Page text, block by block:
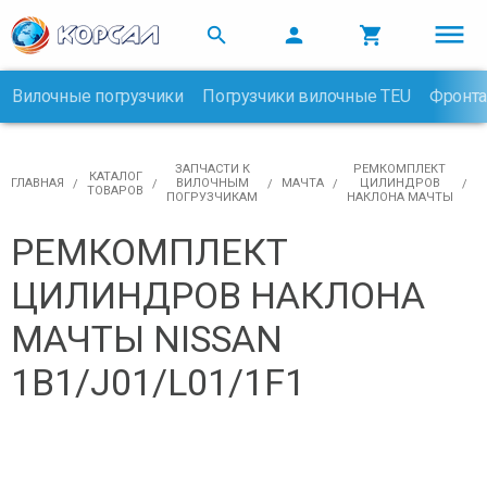
  
Вилочные погрузчики Погрузчики вилочные TEU
ГЛАВНАЯ
КАТАЛОГ
ТОВАРОВ
ЗАПЧАСТИ К
ВИЛОЧНЫМ
ПОГРУЗЧИКАМ
МАЧТА
РЕМКОМПЛЕКТ
ЦИЛИНДРОВ
НАКЛОНА МАЧТЫ
РЕМКОМПЛЕКТ
ЦИЛИНДРОВ НАКЛОНА
МАЧТЫ NISSAN
1B1/J01/L01/1F1